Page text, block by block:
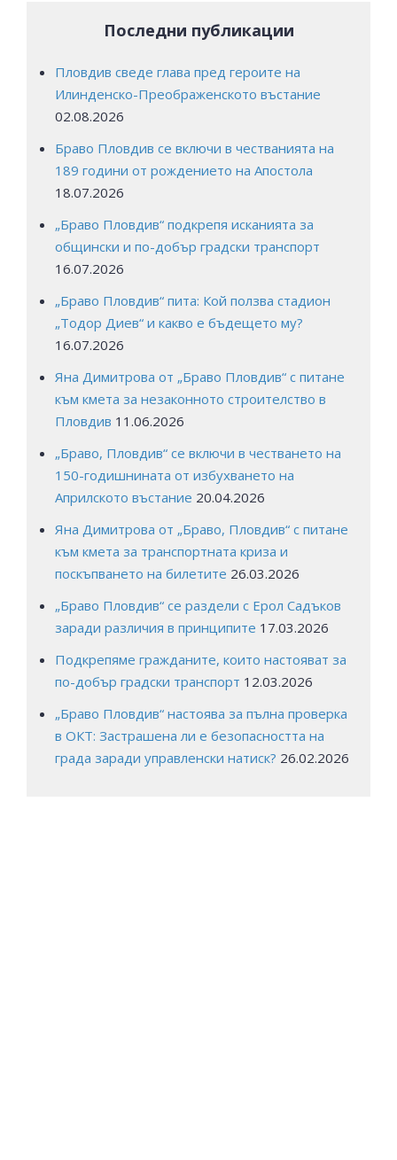
Последни публикации
Пловдив сведе глава пред героите на
Илинденско-Преображенското въстание
02.08.2026
Браво Пловдив се включи в честванията на
189 години от рождението на Апостола
18.07.2026
„Браво Пловдив“ подкрепя исканията за
общински и по-добър градски транспорт
16.07.2026
„Браво Пловдив“ пита: Кой ползва стадион
„Тодор Диев“ и какво е бъдещето му?
16.07.2026
Яна Димитрова от „Браво Пловдив“ с питане
към кмета за незаконното строителство в
Пловдив 11.06.2026
„Браво, Пловдив“ се включи в честването на
150-годишнината от избухването на
Априлското въстание 20.04.2026
Яна Димитрова от „Браво, Пловдив“ с питане
към кмета за транспортната криза и
поскъпването на билетите 26.03.2026
„Браво Пловдив“ се раздели с Ерол Садъков
заради различия в принципите 17.03.2026
Подкрепяме гражданите, които настояват за
по-добър градски транспорт 12.03.2026
„Браво Пловдив“ настоява за пълна проверка
в ОКТ: Застрашена ли е безопасността на
града заради управленски натиск? 26.02.2026